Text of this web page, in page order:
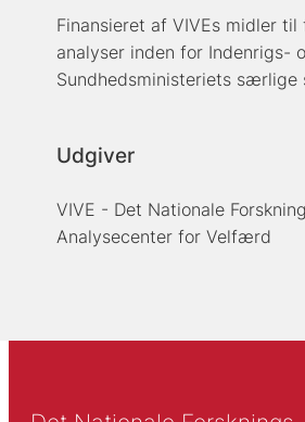
Finansieret af VIVEs midler til
analyser inden for Indenrigs-
Sundhedsministeriets særlige
Udgiver
VIVE - Det Nationale
Analysecenter for Velfærd